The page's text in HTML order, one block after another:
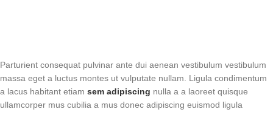
Parturient consequat pulvinar ante dui aenean vestibulum vestibulum
massa eget a luctus montes ut vulputate nullam. Ligula condimentum
a lacus habitant etiam sem adipiscing nulla a a laoreet quisque
ullamcorper mus cubilia a mus donec adipiscing euismod ligula